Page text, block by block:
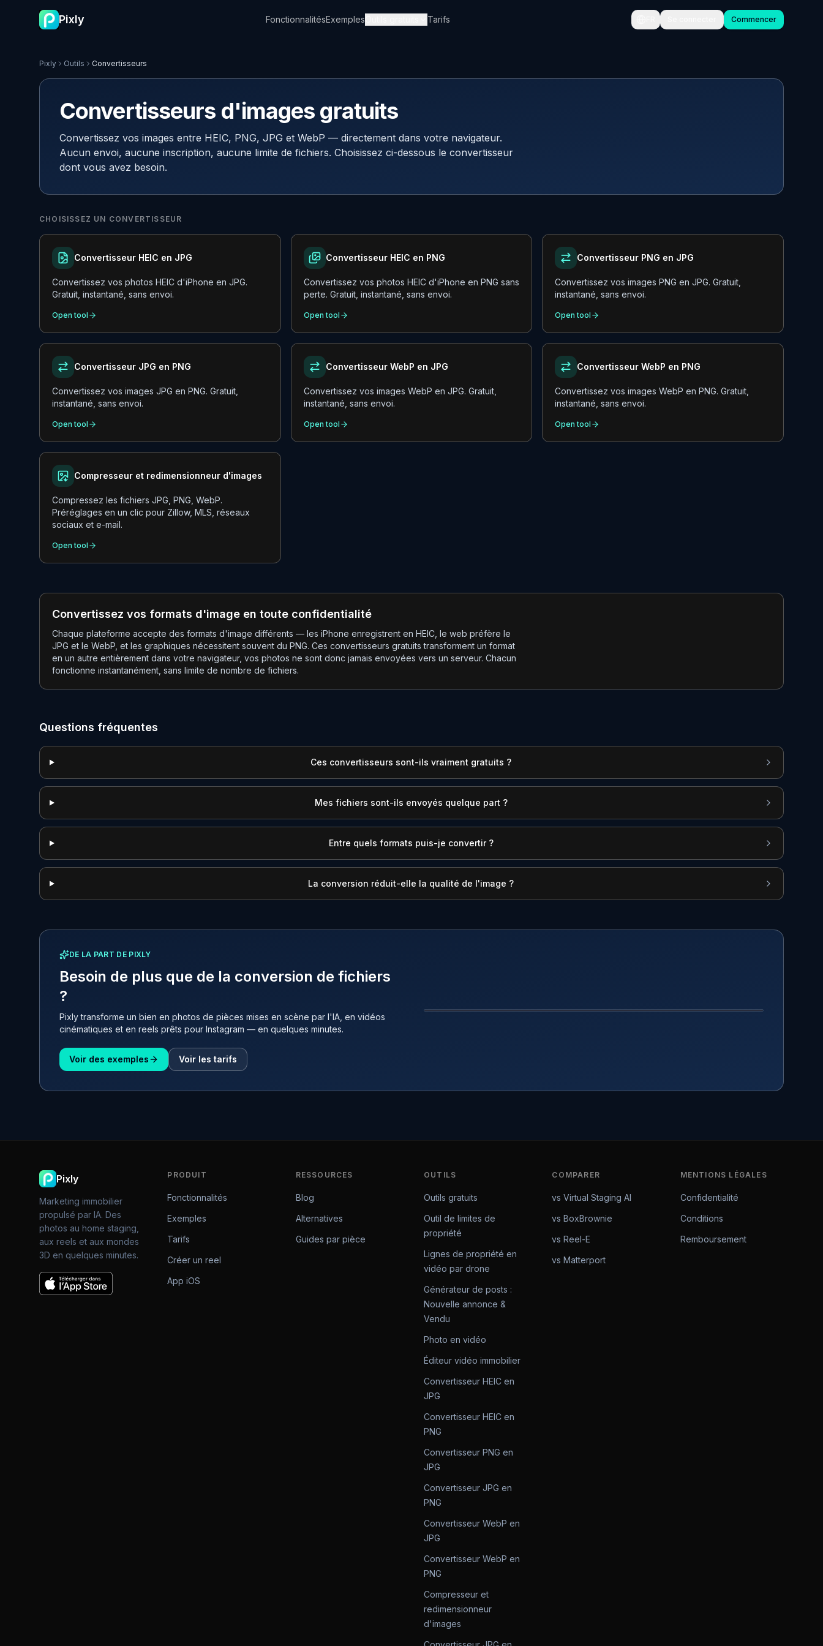
Pixly FonctionnalitésExemples Tarifs Commencer
Pixly Outils Convertisseurs
Convertisseurs d'images gratuits
Convertissez vos images entre HEIC, PNG, JPG et WebP — directement dans votre navigateur.
Aucun envoi, aucune inscription, aucune limite de fichiers. Choisissez ci-dessous le convertisseur
dont vous avez besoin.
CHOISISSEZ UN CONVERTISSEUR
Convertisseur HEIC en JPG
Convertissez vos photos HEIC d'iPhone en JPG.
Gratuit, instantané, sans envoi.
Open tool
Convertisseur HEIC en PNG
Convertissez vos photos HEIC d'iPhone en PNG sans
perte. Gratuit, instantané, sans envoi.
Open tool
Convertisseur PNG en JPG
Convertissez vos images PNG en JPG. Gratuit,
instantané, sans envoi.
Open tool
Convertisseur JPG en PNG
Convertissez vos images JPG en PNG. Gratuit,
instantané, sans envoi.
Open tool
Convertisseur WebP en JPG
Convertissez vos images WebP en JPG. Gratuit,
instantané, sans envoi.
Open tool
Convertisseur WebP en PNG
Convertissez vos images WebP en PNG. Gratuit,
instantané, sans envoi.
Open tool
Compresseur et redimensionneur d'images
Compressez les fichiers JPG, PNG, WebP.
Préréglages en un clic pour Zillow, MLS, réseaux
sociaux et e-mail.
Open tool
Convertissez vos formats d'image en toute confidentialité
Chaque plateforme accepte des formats d'image différents — les iPhone enregistrent en HEIC, le web préfère le
JPG et le WebP, et les graphiques nécessitent souvent du PNG. Ces convertisseurs gratuits transforment un format
en un autre entièrement dans votre navigateur, vos photos ne sont donc jamais envoyées vers un serveur. Chacun
fonctionne instantanément, sans limite de nombre de fichiers.
Questions fréquentes
Ces convertisseurs sont-ils vraiment gratuits ?
Mes fichiers sont-ils envoyés quelque part ?
Entre quels formats puis-je convertir ?
La conversion réduit-elle la qualité de l'image ?
DE LA PART DE PIXLY
Besoin de plus que de la conversion de fichiers
?
Pixly transforme un bien en photos de pièces mises en scène par l'IA, en vidéos
cinématiques et en reels prêts pour Instagram — en quelques minutes.
Voir des exemples Voir les tarifs
Pixly
Marketing immobilier
propulsé par IA. Des
photos au home staging,
aux reels et aux mondes
3D en quelques minutes.
PRODUIT
Fonctionnalités
Exemples
Tarifs
Créer un reel
App iOS
RESSOURCES
Blog
Alternatives
Guides par pièce
OUTILS
Outils gratuits
Outil de limites de
propriété
Lignes de propriété en
vidéo par drone
Générateur de posts :
Nouvelle annonce &
Vendu
Photo en vidéo
Éditeur vidéo immobilier
Convertisseur HEIC en
JPG
Convertisseur HEIC en
PNG
Convertisseur PNG en
JPG
Convertisseur JPG en
PNG
Convertisseur WebP en
JPG
Convertisseur WebP en
PNG
Compresseur et
redimensionneur
d'images
COMPARER
vs Virtual Staging AI
vs BoxBrownie
vs Reel-E
vs Matterport
MENTIONS LÉGALES
Confidentialité
Conditions
Remboursement